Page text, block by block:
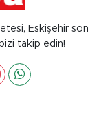
Eskişehir son
takip edin!